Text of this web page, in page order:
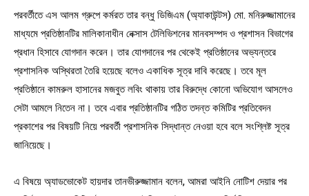
পরবর্তীতে এস আলম গ্রুপে কর্মরত তার বন্ধু ডিজিএম (অ্যাকাউন্টস) মো. মনিরুজ্জামানের
মাধ্যমে প্রতিষ্ঠানটির মালিকানাধীন নেক্সাস টেলিভিশনের মানবসম্পদ ও প্রশাসন বিভাগের
প্রধান হিসাবে যোগদান করেন। তার যোগদানের পর থেকেই প্রতিষ্ঠানের অভ্যন্তরে
প্রশাসনিক অস্থিরতা তৈরি হয়েছে বলেও একাধিক সূত্র দাবি করেছে। তবে মূল
প্রতিষ্ঠানে কামরুল হাসানের মজবুত লবিং থাকায় তার বিরুদ্ধে কোনো অভিযোগ আসলেও
সেটা আমলে নিতেন না। তবে এবার প্রতিষ্ঠানটির গঠিত তদন্ত কমিটির প্রতিবেদন
প্রকাশের পর বিষয়টি নিয়ে পরবর্তী প্রশাসনিক সিদ্ধান্ত নেওয়া হবে বলে সংশ্লিষ্ট সূত্র
জানিয়েছে।
এ বিষয়ে অ্যাডভোকেট হায়দার তানভীরুজ্জামান বলেন, আমরা আইনি নোটিশ দেয়ার পর